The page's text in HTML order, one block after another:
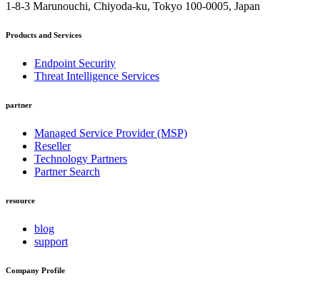
1-8-3 Marunouchi, Chiyoda-ku, Tokyo 100-0005, Japan
Products and Services
Endpoint Security
Threat Intelligence Services
partner
Managed Service Provider (MSP)
Reseller
Technology Partners
Partner Search
resource
blog
support
Company Profile